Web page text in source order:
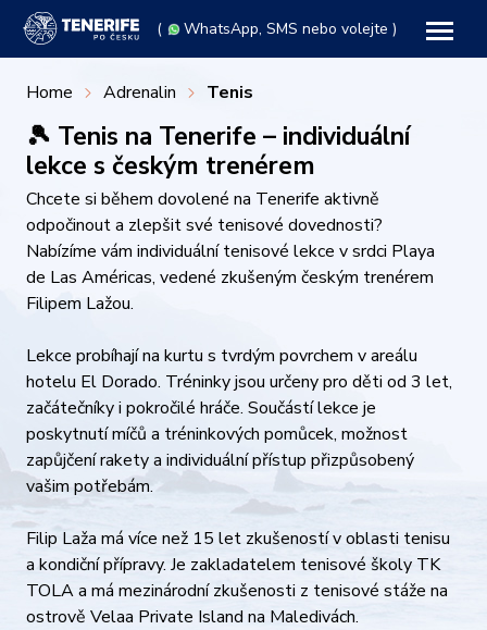
( WhatsApp, SMS nebo volejte )
Home Adrenalin Tenis
🎾 Tenis na Tenerife – individuální
lekce s českým trenérem
Chcete si během dovolené na Tenerife aktivně
odpočinout a zlepšit své tenisové dovednosti?
Nabízíme vám individuální tenisové lekce v srdci Playa
de Las Américas, vedené zkušeným českým trenérem
Filipem Lažou.​
Lekce probíhají na kurtu s tvrdým povrchem v areálu
hotelu El Dorado. Tréninky jsou určeny pro děti od 3 let,
začátečníky i pokročilé hráče. Součástí lekce je
poskytnutí míčů a tréninkových pomůcek, možnost
zapůjčení rakety a individuální přístup přizpůsobený
vašim potřebám.​
Filip Laža má více než 15 let zkušeností v oblasti tenisu
a kondiční přípravy. Je zakladatelem tenisové školy TK
TOLA a má mezinárodní zkušenosti z tenisové stáže na
ostrově Velaa Private Island na Maledivách.